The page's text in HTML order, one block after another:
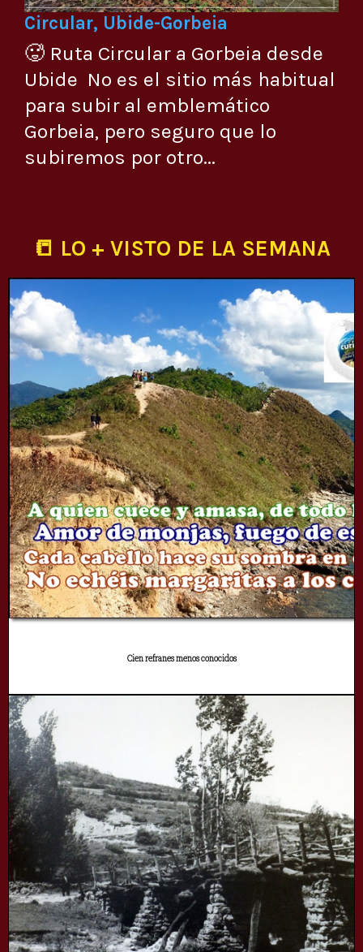
Circular, Ubide-Gorbeia
🥵 Ruta Circular a Gorbeia desde
Ubide No es el sitio más habitual
para subir al emblemático
Gorbeia, pero seguro que lo
subiremos por otro...
📒 LO + VISTO DE LA SEMANA
Cien refranes menos conocidos